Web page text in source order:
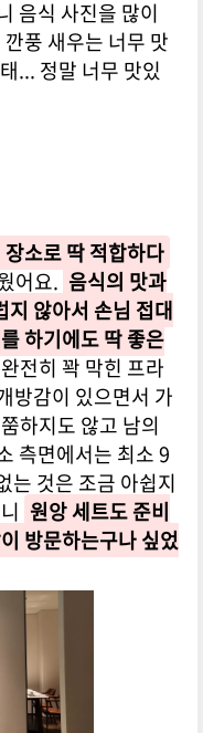
음식 사진을 많이
풍 새우는 너무 맛
... 정말 너무 맛있
소로 딱 적합하다
어요. 음식의 맛과
지 않아서 손님 접대
하기에도 딱 좋은
전히 꽉 막힌 프라
방감이 있으면서 가
하지도 않고 남의
측면에서는 최소 9
는 것은 조금 아쉽지
원앙 세트도 준비
방문하는구나 싶었